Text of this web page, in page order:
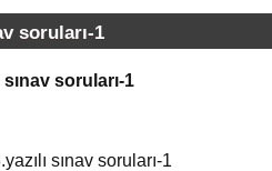
soruları-1
soruları-1
sınav soruları-1